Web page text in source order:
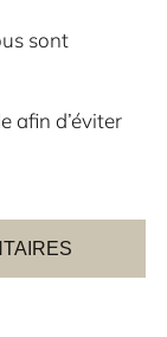
sont
afin d’éviter